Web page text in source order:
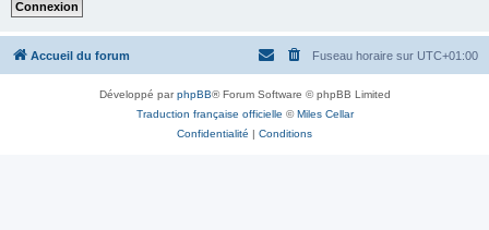
Accueil du forum Fuseau horaire sur UTC+01:00
Développé parphpBB® Forum Software © phpBB Limited
Traduction française officielle ©Miles Cellar
Confidentialité | Conditions